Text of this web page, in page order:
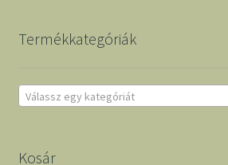
Termékkategóriák
Válassz egy kategóriát
Kosár